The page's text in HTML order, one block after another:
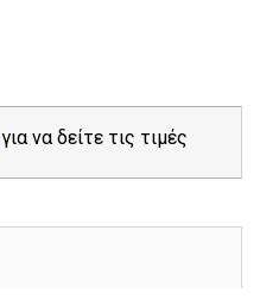
για να δείτε τις τιμές